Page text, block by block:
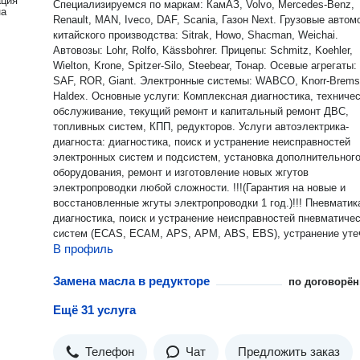
Специализируемся по маркам: КамАЗ, Volvo, Mercedes-Benz,
Renault, MAN, Iveco, DAF, Scania, Газон Next. Грузовые
китайского производства: Sitrak, Howo, Shacman, Weichai.
Автовозы: Lohr, Rolfo, Kässbohrer. Прицепы: Schmitz, Koehler,
Wielton, Krone, Spitzer-Silo, Steebear, Тонар. Осевые агрегаты:
SAF, ROR, Giant. Электронные системы: WABCO, Knorr-
Haldex. Основные услуги: Комплексная диагностика, техническое
обслуживание, текущий ремонт и капитальный ремонт ДВС,
топливных систем, КПП, редукторов. Услуги автоэлектрика-
диагноста: диагностика, поиск и устранение неисправностей
электронных систем и подсистем, установка дополнительного
оборудования, ремонт и изготовление новых жгутов
электропроводки любой сложности. !!!(Гарантия на новые и
восстановленные жгуты электропроводки 1 год.)!!! Пневматика:
диагностика, поиск и устранение неисправностей
систем (ECAS, ECAM, APS, APM, ABS, EBS), устранение
пневмосистем, ремонт кранов и тормозных модуляторов!!! Ремонт
автономных отопителей Ремонт ходовой части: диагностика
преимущества: ⦁ Работаем с поставщиками запчастей
до начала работ. ⦁ Срочный ремонт — минимизируем ваш
В профиль
Замена масла в редукторе по
Ещё 31 услуга
Телефон Чат Предложить заказ